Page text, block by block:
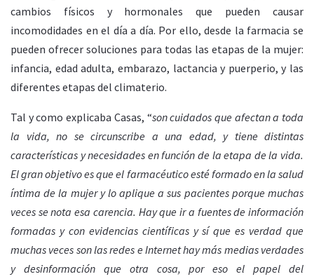
cambios físicos y hormonales que pueden causar
incomodidades en el día a día. Por ello, desde la farmacia se
pueden ofrecer soluciones para todas las etapas de la mujer:
infancia, edad adulta, embarazo, lactancia y puerperio, y las
diferentes etapas del climaterio.​
Tal y como explicaba Casas, “son cuidados que afectan a toda
la vida, no se circunscribe a una edad, y tiene distintas
características y necesidades en función de la etapa de la vida.
El gran objetivo es que el farmacéutico esté formado en la salud
íntima de la mujer y lo aplique a sus pacientes porque muchas
veces se nota esa carencia. Hay que ir a fuentes de información
formadas y con evidencias científicas y sí que es verdad que
muchas veces son las redes e Internet hay más medias verdades
y desinformación que otra cosa, por eso el papel del